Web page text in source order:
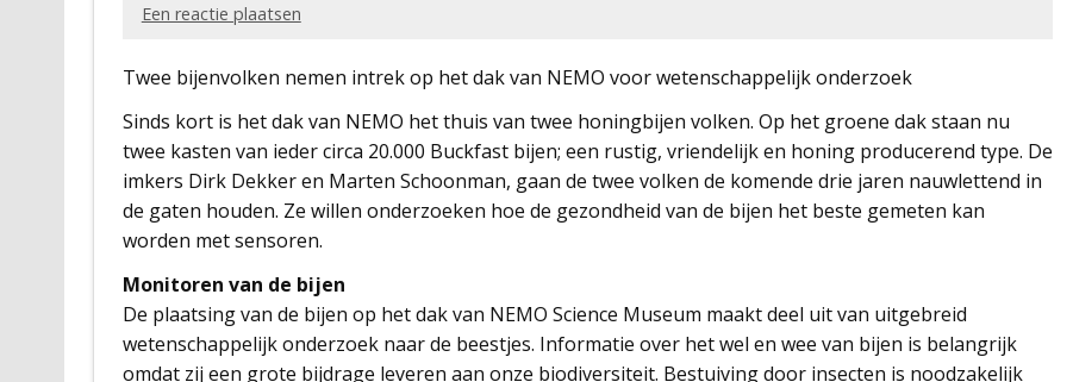
Een reactie plaatsen
Twee bijenvolken nemen intrek op het dak van NEMO voor wetenschappelijk onderzoek
Sinds kort is het dak van NEMO het thuis van twee honingbijen volken. Op het groene dak staan nu
twee kasten van ieder circa 20.000 Buckfast bijen; een rustig, vriendelijk en honing producerend type. De
imkers Dirk Dekker en Marten Schoonman, gaan de twee volken de komende drie jaren nauwlettend in
de gaten houden. Ze willen onderzoeken hoe de gezondheid van de bijen het beste gemeten kan
worden met sensoren.
Monitoren van de bijen
De plaatsing van de bijen op het dak van NEMO Science Museum maakt deel uit van uitgebreid
wetenschappelijk onderzoek naar de beestjes. Informatie over het wel en wee van bijen is belangrijk
omdat zij een grote bijdrage leveren aan onze biodiversiteit. Bestuiving door insecten is noodzakelijk